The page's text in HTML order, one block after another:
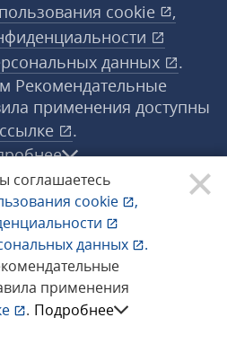
соглашаетесь
cookie
,
данных
.
применения
. Подробнее
cookie
,
данных
.
Рекомендательные
применения доступны
.
®. Все права
об ошибке